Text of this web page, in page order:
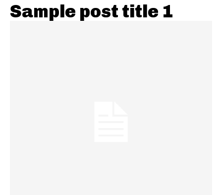
Sample post title 1